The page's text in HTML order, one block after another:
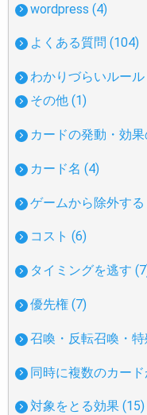
wordpress (4)
よくある質問 (104)
わかりづらいルール
その他 (1)
カードの発動・効
カード名 (4)
ゲームから除外する
コスト (6)
タイミングを逃す
優先権 (7)
召喚・反転召喚・
同時に複数のカー
対象をとる効果 (15)